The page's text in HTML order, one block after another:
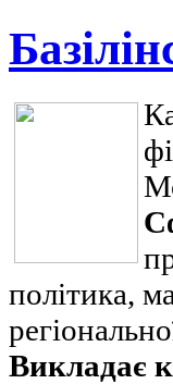
політика,
Викладає